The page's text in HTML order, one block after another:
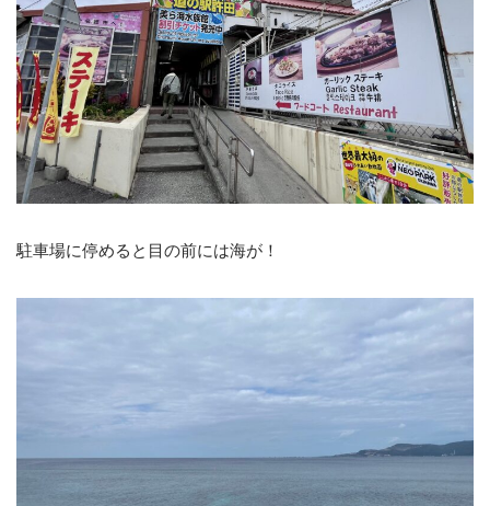
駐車場に停めると目の前には海が！